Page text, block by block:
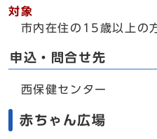
対象
市内在住の15歳以上の
申込・問合せ先
西保健センター
赤ちゃん広場